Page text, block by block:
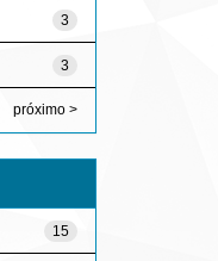
3
3
próximo >
15